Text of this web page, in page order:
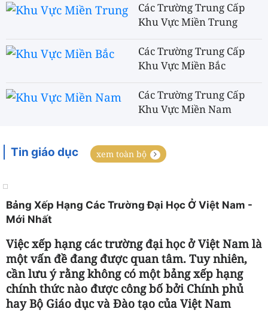
Các Trường Trung Cấp
Khu Vực Miền Trung
Các Trường Trung Cấp
Khu Vực Miền Bắc
Các Trường Trung Cấp
Khu Vực Miền Nam
Tin giáo dục xem toàn bộ
Bảng Xếp Hạng Các Trường Đại Học Ở Việt Nam -
Mới Nhất
Việc xếp hạng các trường đại học ở Việt Nam là
một vấn đề đang được quan tâm. Tuy nhiên,
cần lưu ý rằng không có một bảng xếp hạng
chính thức nào được công bố bởi Chính phủ
hay Bộ Giáo dục và Đào tạo của Việt Nam